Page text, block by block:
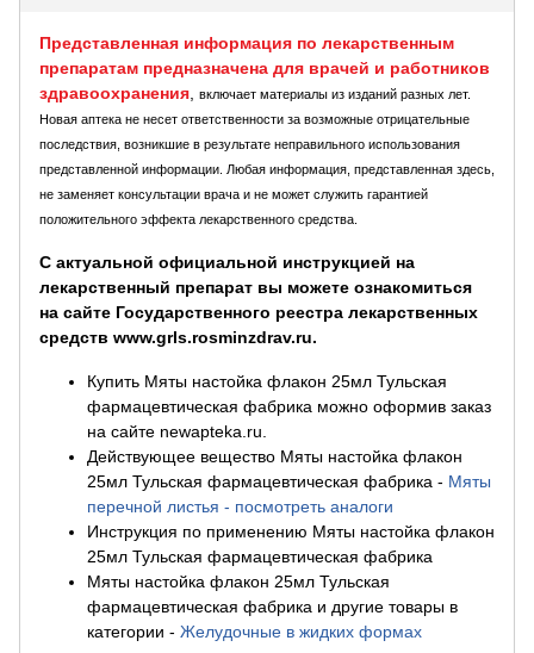
Представленная информация по лекарственным
препаратам предназначена для врачей и работников
здравоохранения
включает материалы из изданий разных лет.
Новая аптека не несет ответственности за возможные отрицательные
последствия, возникшие в результате неправильного использования
представленной информации. Любая информация, представленная здесь,
не заменяет консультации врача и не может служить гарантией
положительного эффекта лекарственного средства.
С актуальной официальной инструкцией на
лекарственный препарат вы можете ознакомиться
на сайте Государственного реестра лекарственных
средств www.grls.rosminzdrav.ru.
Купить Мяты настойка флакон 25мл Тульская
фармацевтическая фабрика можно оформив заказ
на сайте newapteka.ru.
Действующее вещество Мяты настойка флакон
25мл Тульская фармацевтическая фабрика - Мяты
перечной листья - посмотреть аналоги
Инструкция по применению Мяты настойка флакон
25мл Тульская фармацевтическая фабрика
Мяты настойка флакон 25мл Тульская
фармацевтическая фабрика и другие товары в
категории - Желудочные в жидких формах